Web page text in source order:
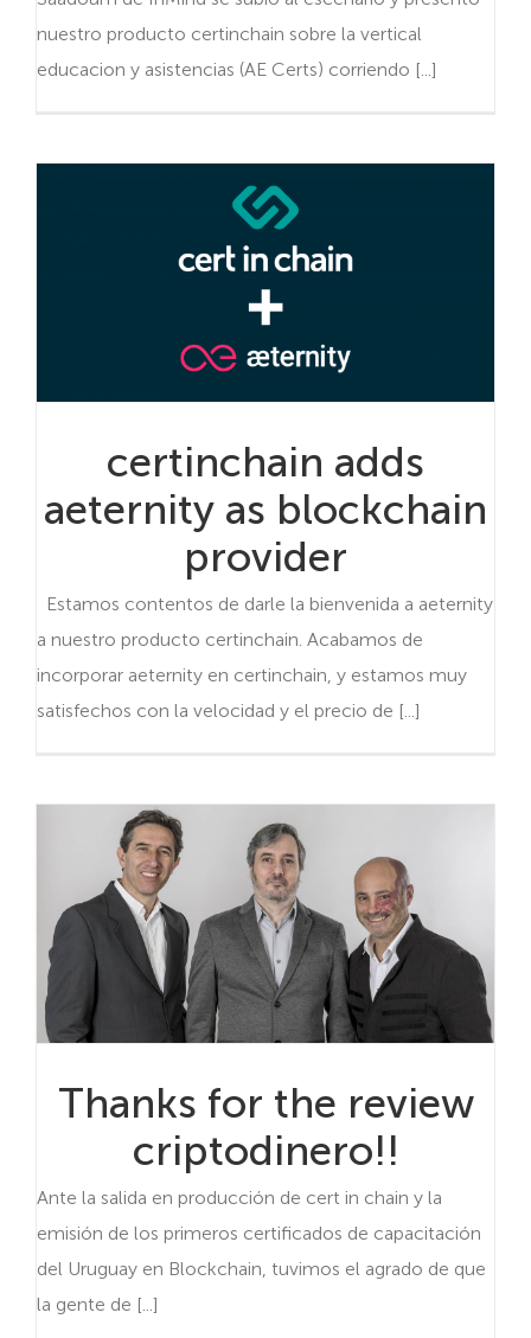
nuestro producto certinchain sobre la vertical
educacion y asistencias (AE Certs) corriendo [...]
certinchain adds
aeternity as blockchain
provider
Estamos contentos de darle la bienvenida a aeternity
a nuestro producto certinchain. Acabamos de
incorporar aeternity en certinchain, y estamos muy
satisfechos con la velocidad y el precio de [...]
Thanks for the review
criptodinero!!
Ante la salida en producción de cert in chain y la
emisión de los primeros certificados de capacitación
del Uruguay en Blockchain, tuvimos el agrado de que
la gente de [...]